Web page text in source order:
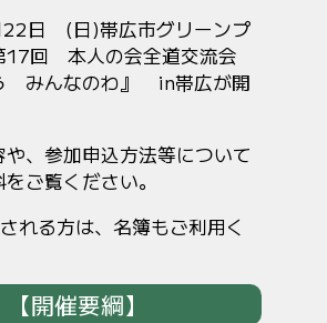
22日 (日)帯広市グリーンプ
17回 本人の会全道交流会
みんなのわ』 in帯広が開
や、参加申込方法等について
ご覧ください。
れる方は、名簿もご利用く
【開催要綱】